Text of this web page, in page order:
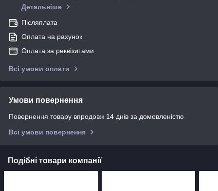
Детальніше
Післяплата
Оплата на рахунок
Оплата за реквізитами
Всі умови оплати
Умови повернення
Повернення товару впродовж 14 днів за домовленістю
Всі умови повернення
Подібні товари компанії